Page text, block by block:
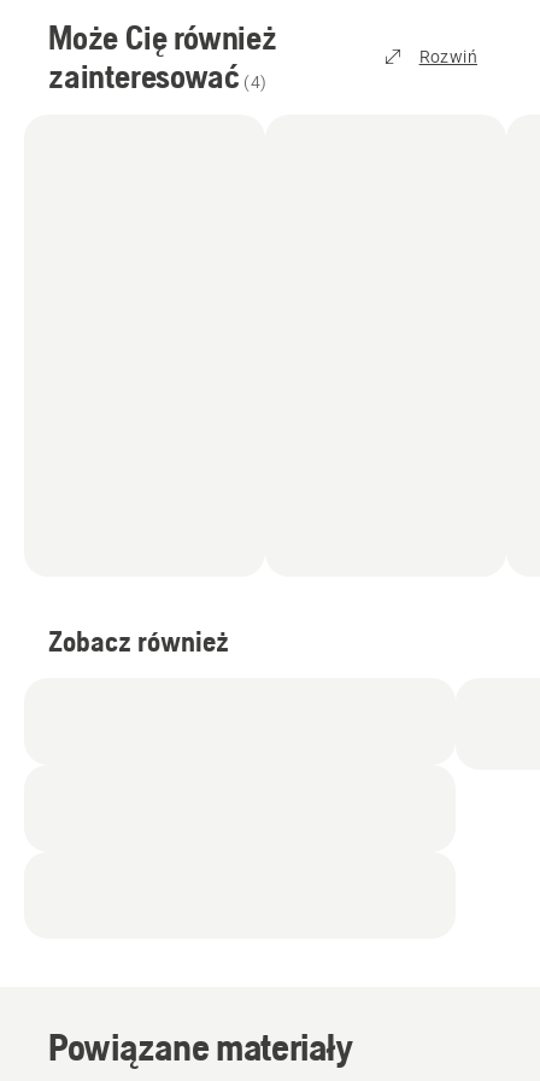
Może Cię również
zainteresować (4)
Rozwiń
Zobacz również
Powiązane materiały